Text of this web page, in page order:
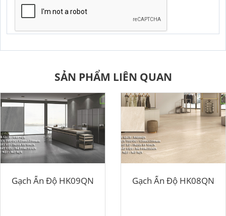
SẢN PHẨM LIÊN QUAN
Gạch Ấn Độ HK09QN Gạch Ấn Độ HK08QN